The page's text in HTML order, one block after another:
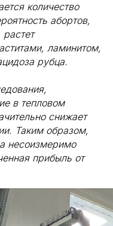
количество
абортов,
ламинитом,
рубца.
в тепловом
снижает
Таким образом,
несоизмеримо
прибыль от